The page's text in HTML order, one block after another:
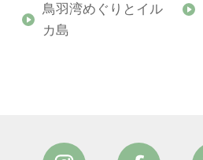
鳥羽湾めぐりとイル
カ島